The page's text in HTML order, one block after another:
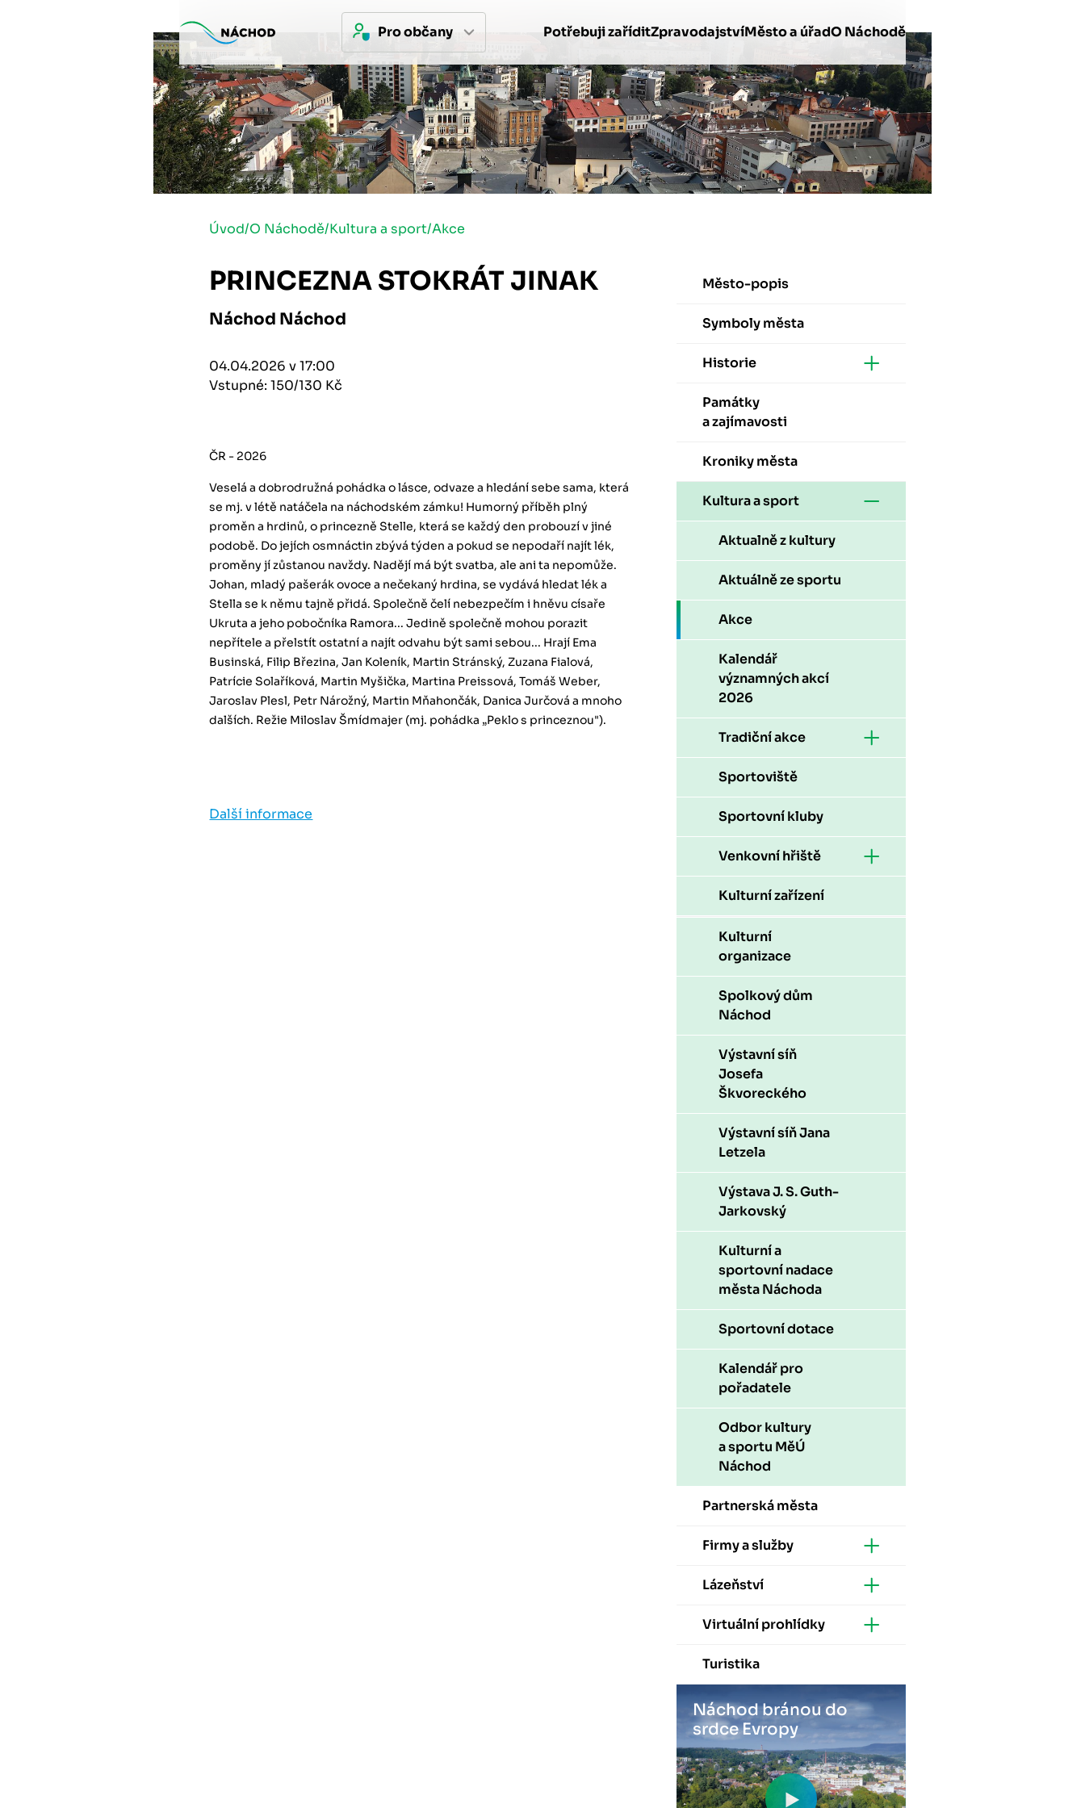
Pro občany Potřebuji zaříditZpravodajstvíMěsto a úřadO Náchodě
Úvod/O Náchodě/Kultura a sport/Akce
PRINCEZNA STOKRÁT JINAK
Náchod Náchod
04.04.2026 v 17:00
Vstupné: 150/130 Kč
ČR - 2026
Veselá a dobrodružná pohádka o lásce, odvaze a hledání sebe sama, která
se mj. v létě natáčela na náchodském zámku! Humorný příběh plný
proměn a hrdinů, o princezně Stelle, která se každý den probouzí v jiné
podobě. Do jejích osmnáctin zbývá týden a pokud se nepodaří najít lék,
proměny jí zůstanou navždy. Nadějí má být svatba, ale ani ta nepomůže.
Johan, mladý pašerák ovoce a nečekaný hrdina, se vydává hledat lék a
Stella se k němu tajně přidá. Společně čelí nebezpečím i hněvu císaře
Ukruta a jeho pobočníka Ramora... Jedině společně mohou porazit
nepřítele a přelstít ostatní a najít odvahu být sami sebou... Hrají Ema
Businská, Filip Březina, Jan Koleník, Martin Stránský, Zuzana Fialová,
Patrície Solaříková, Martin Myšička, Martina Preissová, Tomáš Weber,
Jaroslav Plesl, Petr Nárožný, Martin Mňahončák, Danica Jurčová a mnoho
dalších. Režie Miloslav Šmídmajer (mj. pohádka „Peklo s princeznou").
Další informace
Město-popis
Symboly města
Historie
Památky
a zajímavosti
Kroniky města
Kultura a sport
Aktualně z kultury
Aktuálně ze sportu
Akce
Kalendář
významných akcí
2026
Tradiční akce
Sportoviště
Sportovní kluby
Venkovní hřiště
Kulturní zařízení
Kulturní
organizace
Spolkový dům
Náchod
Výstavní síň
Josefa
Škvoreckého
Výstavní síň Jana
Letzela
Výstava J. S. Guth-
Jarkovský
Kulturní a
sportovní nadace
města Náchoda
Sportovní dotace
Kalendář pro
pořadatele
Odbor kultury
a sportu MěÚ
Náchod
Partnerská města
Firmy a služby
Lázeňství
Virtuální prohlídky
Turistika
Náchod bránou do
srdce Evropy